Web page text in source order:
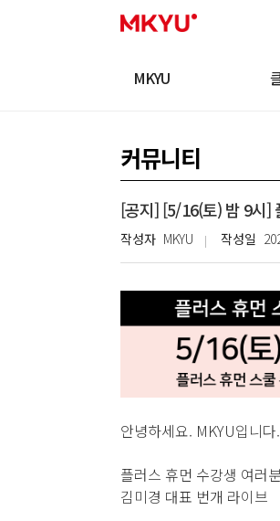
MKYU
커뮤니티
[공지] [5/16(토) 밤 9시]
작성자 MKYU 작성일
안녕하세요. MKYU입니다.
플러스 휴먼 수강생 여러
김미경 대표 번개 라이브